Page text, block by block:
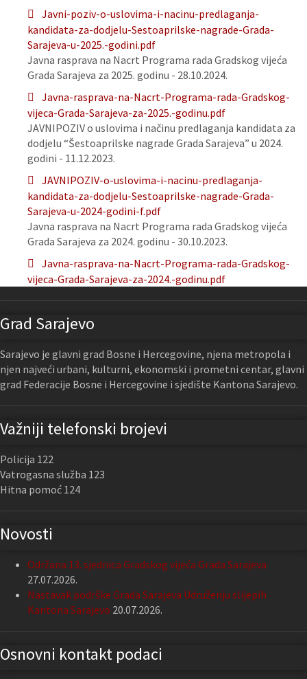
Javni-poziv-o-uslovima-i-nacinu-predlaganja-
kandidata-za-dodjelu-Sestoaprilske-nagrade-Grada-
Sarajeva-u-2025.-godini.pdf
Javna rasprava na Nacrt Programa rada Gradskog vijeća
Grada Sarajeva za 2025. godinu - 28.10.2024.
Javna-rasprava-na-Nacrt-Programa-rada-Gradskog-
vijeca-Grada-Sarajeva-za-2025.-godinu.pdf
JAVNIPOZIV o uslovima i načinu predlaganja kandidata za
dodjelu “Šestoaprilske nagrade Grada Sarajeva” u 2024.
godini - 11.12.2023.
JAVNIPOZIV-o-uslovima-i-nacinu-predlaganja-
kandidata-za-dodjelu-Sestoaprilske-nagrade-Grada-
Sarajeva-u-2024-godini-f.pdf
Javna rasprava na Nacrt Programa rada Gradskog vijeća
Grada Sarajeva za 2024. godinu - 30.10.2023.
Javna-rasprava-na-Nacrt-Programa-rada-Gradskog-
vijeca-Grada-Sarajeva-za-2024.-godinu.pdf
Grad Sarajevo
Sarajevo je glavni grad Bosne i Hercegovine, njena metropola i
njen najveći urbani, kulturni, ekonomski i prometni centar, glavni
grad Federacije Bosne i Hercegovine i sjedište Kantona Sarajevo.
Važniji telefonski brojevi
Policija 122
Vatrogasna služba 123
Hitna pomoć 124
Novosti
Održana 13. sjednica Gradskog vijeća Grada Sarajeva
27.07.2026.
Nastavak podrške Grada Sarajeva Udruženju slijepih
Kantona Sarajevo 20.07.2026.
Osnovni kontakt podaci